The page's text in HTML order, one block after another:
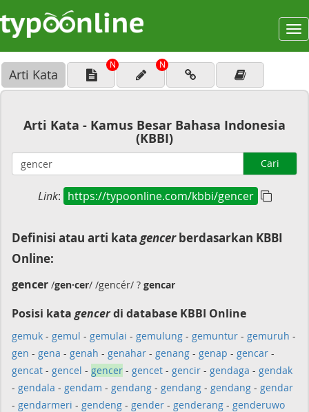
Arti Kata
N N
Arti Kata - Kamus Besar Bahasa Indonesia
(KBBI)
Cari
Link: https://typoonline.com/kbbi/gencer
Definisi atau arti kata gencerberdasarkan KBBI
Online:
gencer /gen·cer/ /gencér/ ? gencar
Posisi kata gencerdi database KBBI Online
gemuk - gemul - gemulai - gemulung - gemuntur - gemuruh -
gen - gena - genah - genahar - genang - genap - gencar -
gencat - gencel - gencer - gencet - gencir - gendaga - gendak
- gendala - gendam - gendang - gendang - gendang - gendar
- gendarmeri - gendeng - gender - genderang - genderuwo